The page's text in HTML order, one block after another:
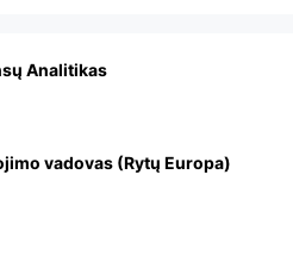
Analitikas
vadovas (Rytų Europa)